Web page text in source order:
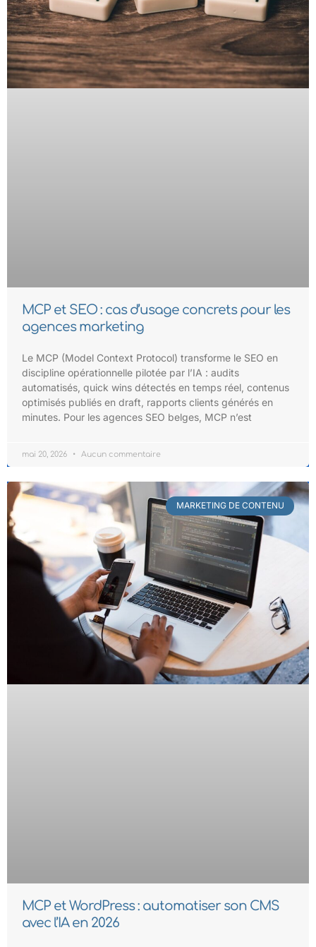
MCP et SEO : cas d’usage concrets pour les
agences marketing
Le MCP (Model Context Protocol) transforme le SEO en
discipline opérationnelle pilotée par l’IA : audits
automatisés, quick wins détectés en temps réel, contenus
optimisés publiés en draft, rapports clients générés en
minutes. Pour les agences SEO belges, MCP n’est
mai 20, 2026 Aucun commentaire
MARKETING DE CONTENU
MCP et WordPress : automatiser son CMS
avec l’IA en 2026